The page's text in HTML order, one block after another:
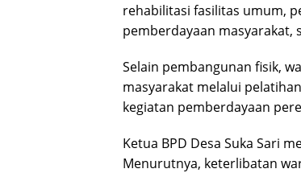
rehabilitasi fasilitas umum,
pemberdayaan masyarakat,
Selain pembangunan fisik,
masyarakat melalui
kegiatan pemberdayaan
Ketua BPD Desa Suka Sari
Menurutnya, keterlibatan